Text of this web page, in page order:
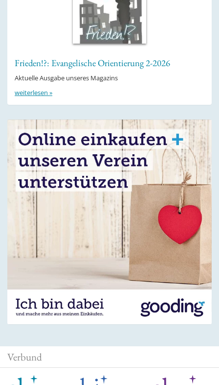
Frieden!?: Evangelische Orientierung 2-2026
Aktuelle Ausgabe unseres Magazins
weiterlesen »
Verbund